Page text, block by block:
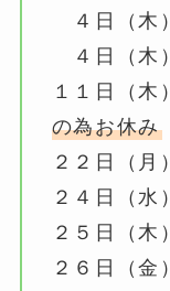
４日（木
４日（木
１１日（木
の為お休み
２２日（月
２４日（水
２５日（木
２６日（金